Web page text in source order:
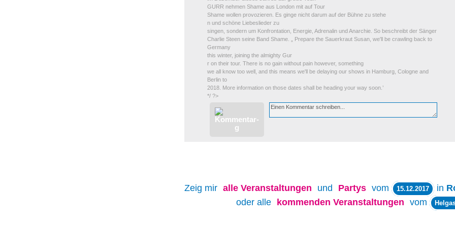
GURR nehmen Shame aus London mit auf Tour
Shame wollen provozieren. Es ginge nicht darum auf der Bühne zu stehe
n und schöne Liebeslieder zu
singen, sondern um Konfrontation, Energie, Adrenalin und Anarchie. So beschreibt der Sänger
Charlie Steen seine Band Shame. „ Prepare the Sauerkraut Susan, we'll be crawling back to
Germany
this winter, joining the almighty Gur
r on their tour. There is no gain without pain however, something
we all know too well, and this means we'll be delaying our shows in Hamburg, Cologne and
Berlin to
2018. More information on those dates shall be heading your way soon.’
*/ ?>
Zeig mir alle Veranstaltungen und Partys vom 15.12.2017 in
oder alle
kommenden Veranstaltungen vom